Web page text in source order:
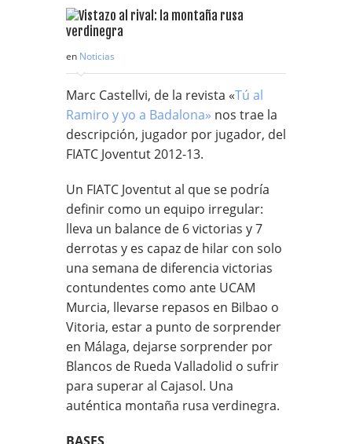
en Noticias
Marc Castellvi, de la revista «Tú al
Ramiro y yo a Badalona» nos trae la
descripción, jugador por jugador, del
FIATC Joventut 2012-13.
Un FIATC Joventut al que se podría
definir como un equipo irregular:
lleva un balance de 6 victorias y 7
derrotas y es capaz de hilar con solo
una semana de diferencia victorias
contundentes como ante UCAM
Murcia, llevarse repasos en Bilbao o
Vitoria, estar a punto de sorprender
en Málaga, dejarse sorprender por
Blancos de Rueda Valladolid o sufrir
para superar al Cajasol. Una
auténtica montaña rusa verdinegra.